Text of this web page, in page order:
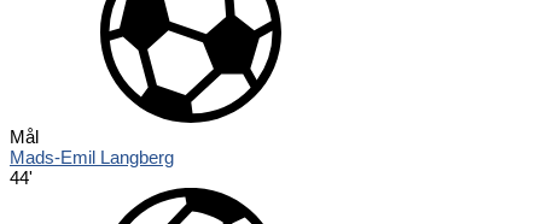
Mål
Mads-Emil Langberg
44'